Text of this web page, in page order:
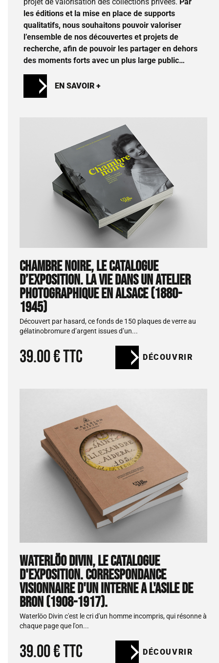
les éditions et la mise en place de supports
qualitatifs, nous souhaitons pouvoir valoriser
l’ensemble de nos découvertes et projets de
recherche, afin de pouvoir les partager en dehors
des moments forts avec un plus large public…
EN SAVOIR +
CHAMBRE NOIRE, LE CATALOGUE
D’EXPOSITION. LA VIE DANS UN ATELIER
PHOTOGRAPHIQUE EN ALSACE (1880-
1945)
Découvert par hasard, ce fonds de 150 plaques de verre au
gélatinobromure d’argent issues d’un...
39.00 € ttc DÉCOUVRIR
WATERLÖO DIVIN, LE CATALOGUE
D'EXPOSITION. CORRESPONDANCE
VISIONNAIRE D'UN INTERNE A L'ASILE DE
BRON (1908-1917).
Waterlöo Divin c'est le cri d'un homme incompris, qui résonne à
chaque page que l'on...
39.00 € TTC DÉCOUVRIR